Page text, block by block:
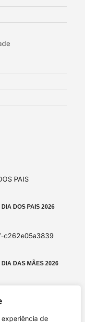
experiência de
DOS PAIS 2026
DIA DAS MÃES 2026
MÃES!